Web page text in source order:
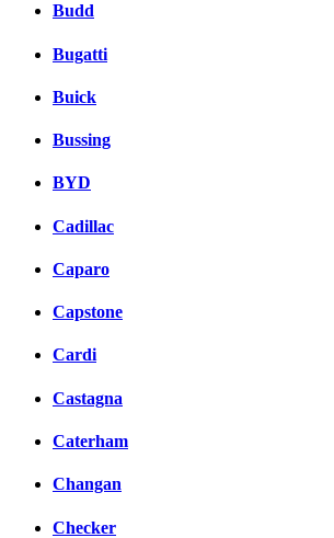
Budd
Bugatti
Buick
Bussing
BYD
Cadillac
Caparo
Capstone
Cardi
Castagna
Caterham
Changan
Checker